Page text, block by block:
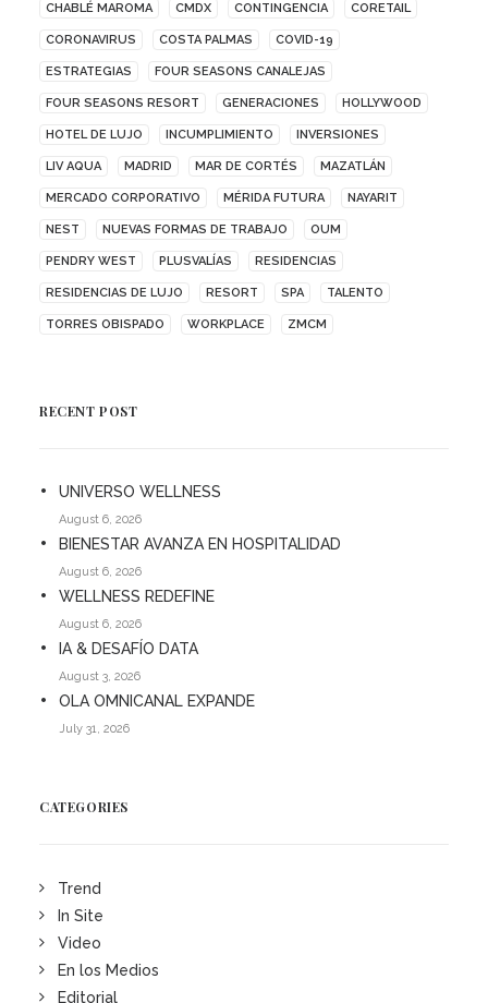
CHABLÉ MAROMA CMDX CONTINGENCIA CORETAIL
CORONAVIRUS COSTA PALMAS COVID-19
ESTRATEGIAS FOUR SEASONS CANALEJAS
FOUR SEASONS RESORT GENERACIONES HOLLYWOOD
HOTEL DE LUJO INCUMPLIMIENTO INVERSIONES
LIV AQUA MADRID MAR DE CORTÉS MAZATLÁN
MERCADO CORPORATIVO MÉRIDA FUTURA NAYARIT
NEST NUEVAS FORMAS DE TRABAJO OUM
PENDRY WEST PLUSVALÍAS RESIDENCIAS
RESIDENCIAS DE LUJO RESORT SPA TALENTO
TORRES OBISPADO WORKPLACE ZMCM
RECENT POST
UNIVERSO WELLNESS
August 6, 2026
BIENESTAR AVANZA EN HOSPITALIDAD
August 6, 2026
WELLNESS REDEFINE
August 6, 2026
IA & DESAFÍO DATA
August 3, 2026
OLA OMNICANAL EXPANDE
July 31, 2026
CATEGORIES
Trend
In Site
Video
En los Medios
Editorial